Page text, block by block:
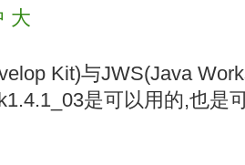
大
Kit)与JWS(Java
是可以用的,也是